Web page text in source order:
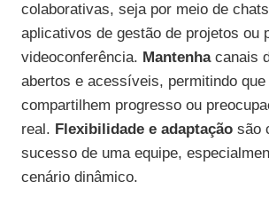
colaborativas, seja por meio de
aplicativos de gestão de projetos ou
videoconferência. Mantenhacanais
abertos e acessíveis, permitindo que
compartilhem progresso ou
real. Flexibilidade e adaptação são
sucesso de uma equipe,
cenário dinâmico.